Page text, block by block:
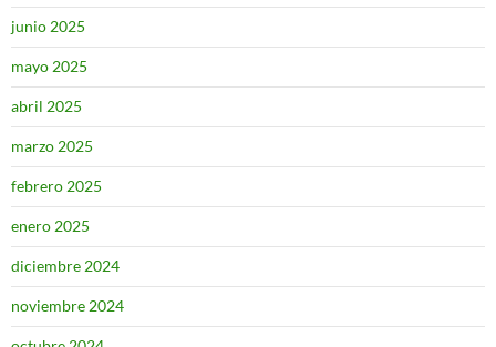
junio 2025
mayo 2025
abril 2025
marzo 2025
febrero 2025
enero 2025
diciembre 2024
noviembre 2024